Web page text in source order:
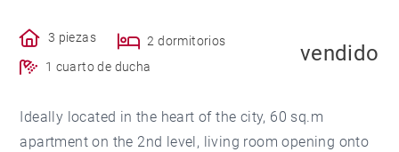
3 piezas
2 dormitorios
1 cuarto de ducha
vendido
Ideally located in the heart of the city, 60 sq.m
apartment on the 2nd level, living room opening onto